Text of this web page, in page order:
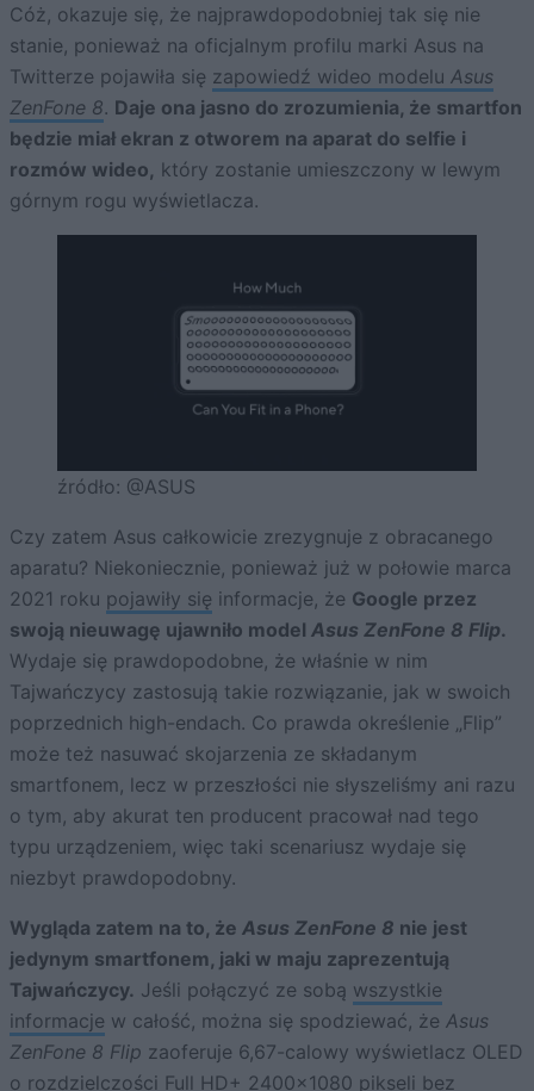
Cóż, okazuje się, że najprawdopodobniej tak się nie
stanie, ponieważ na oficjalnym profilu marki Asus na
Twitterze pojawiła się zapowiedź wideo modelu Asus
ZenFone 8. Daje ona jasno do zrozumienia, że smartfon
będzie miał ekran z otworem na aparat do selfie i
rozmów wideo, który zostanie umieszczony w lewym
górnym rogu wyświetlacza.
źródło: @ASUS
Czy zatem Asus całkowicie zrezygnuje z obracanego
aparatu? Niekoniecznie, ponieważ już w połowie marca
2021 roku pojawiły się informacje, że Google przez
swoją nieuwagę ujawniło model Asus ZenFone 8 Flip.
Wydaje się prawdopodobne, że właśnie w nim
Tajwańczycy zastosują takie rozwiązanie, jak w swoich
poprzednich high-endach. Co prawda określenie „Flip”
może też nasuwać skojarzenia ze składanym
smartfonem, lecz w przeszłości nie słyszeliśmy ani razu
o tym, aby akurat ten producent pracował nad tego
typu urządzeniem, więc taki scenariusz wydaje się
niezbyt prawdopodobny.
Wygląda zatem na to, że Asus ZenFone 8 nie jest
jedynym smartfonem, jaki w maju zaprezentują
Tajwańczycy. Jeśli połączyć ze sobą wszystkie
informacje w całość, można się spodziewać, że Asus
ZenFone 8 Flip zaoferuje 6,67-calowy wyświetlacz OLED
o rozdzielczości Full HD+ 2400×1080 pikseli bez